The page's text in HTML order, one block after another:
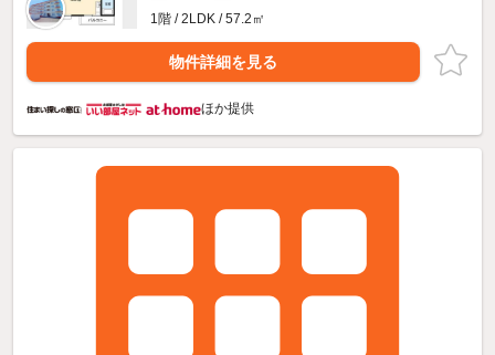
1階 / 2LDK / 57.2㎡
物件詳細を見る
ほか提供